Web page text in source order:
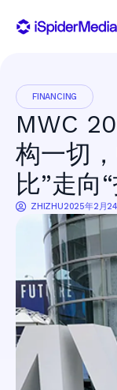
FINANCING
MWC
构一切
比”走向
ZHIZHU2025年2月